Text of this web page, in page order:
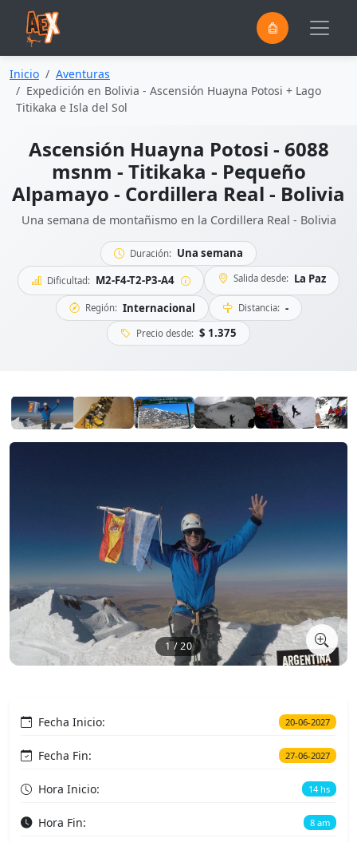
Inicio
Aventuras
Expedición en Bolivia - Ascensión Huayna Potosi + Lago
Titikaka e Isla del Sol
Ascensión Huayna Potosi - 6088
msnm - Titikaka - Pequeño
Alpamayo - Cordillera Real - Bolivia
Una semana de montañismo en la Cordillera Real - Bolivia
Duración: Una semana
Dificultad: M2-F4-T2-P3-A4 Salida desde: La Paz
Región: Internacional Distancia: -
Precio desde: $ 1.375
1 / 20
Fecha Inicio: 20-06-2027
Fecha Fin: 27-06-2027
Hora Inicio: 14 hs
Hora Fin: 8 am